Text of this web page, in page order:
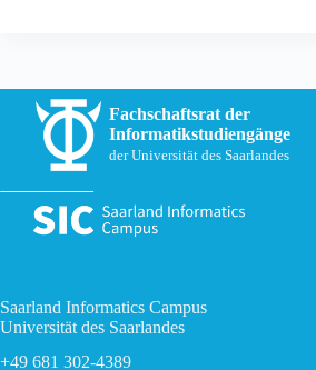
Fachschaftsrat der
Informatikstudiengänge
der Universität des Saarlandes
Saarland Informatics Campus
Universität des Saarlandes
+49 681 302-4389